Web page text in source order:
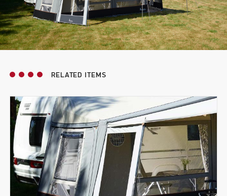
RELATED ITEMS